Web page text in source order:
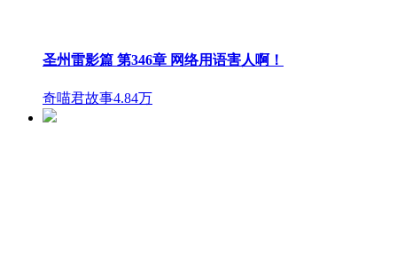
圣州雷影篇 第346章 网络用语害人啊！
奇喵君故事4.84万